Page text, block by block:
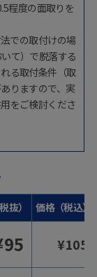
程度の面取りを
での取付けの場
て）で脱落する
る取付条件（取
りますので、実
をご検討くださ
抜） 価格（税込）
95 ¥105